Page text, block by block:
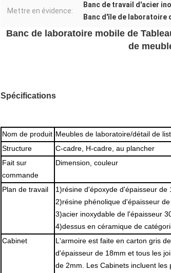
Mettre en évidence:
Banc de travail d'acier
Banc d'île de laboratoire
Banc de laboratoire mobile de
de
Spécifications
Nom de produit Meubles de laboratoire/détail de
Structure
C-cadre, H-cadre, au plancher
Fait sur
commande
Dimension, couleur
Plan de travail
1)résine d'époxyde d'épaisseur
2)résine phénolique d'épaisseur
3)acier inoxydable de l'épaisseur
4)dessus en céramique de
Cabinet
L'armoire est faite en carton gris
d'épaisseur de 18mm et tous les
de 2mm. Les Cabinets incluent